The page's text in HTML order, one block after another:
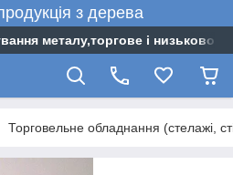
з дерева
металу,торгове і
Торговельне обладнання (стелажі,